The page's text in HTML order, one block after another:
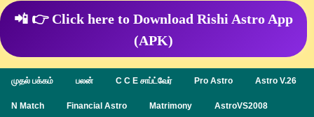
📲 👉 Click here to Download Rishi Astro App
(APK)
முதல் பக்கம் பலன் C C E சாப்ட்வேர் Pro Astro Astro V.26
N Match Financial Astro Matrimony AstroVS2008